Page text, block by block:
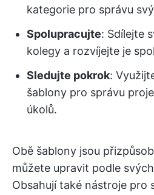
kategorie pro správu
Spolupracujte: Sdílejte
kolegy a rozvíjejte je
Sledujte pokrok:
šablony pro správu
úkolů.
Obě šablony jsou
můžete upravit podle
Obsahují také nástroje pro